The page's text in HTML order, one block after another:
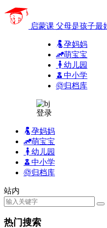
启蒙课 父母是孩子最
孕妈妈
萌宝宝
幼儿园
中小学
归档库
登录
孕妈妈
萌宝宝
幼儿园
中小学
归档库
站内
热门搜索